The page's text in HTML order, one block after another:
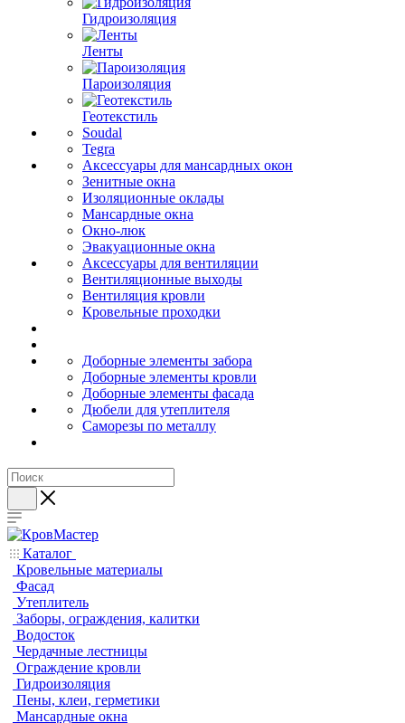
Гидроизоляция
Ленты
Пароизоляция
Геотекстиль
Soudal
Tegra
Аксессуары для мансардных окон
Зенитные окна
Изоляционные оклады
Мансардные окна
Окно-люк
Эвакуационные окна
Аксессуары для вентиляции
Вентиляционные выходы
Вентиляция кровли
Кровельные проходки
Доборные элементы забора
Доборные элементы кровли
Доборные элементы фасада
Дюбели для утеплителя
Саморезы по металлу
Каталог
Кровельные материалы
Фасад
Утеплитель
Заборы, ограждения, калитки
Водосток
Чердачные лестницы
Ограждение кровли
Гидроизоляция
Пены, клеи, герметики
Мансардные окна